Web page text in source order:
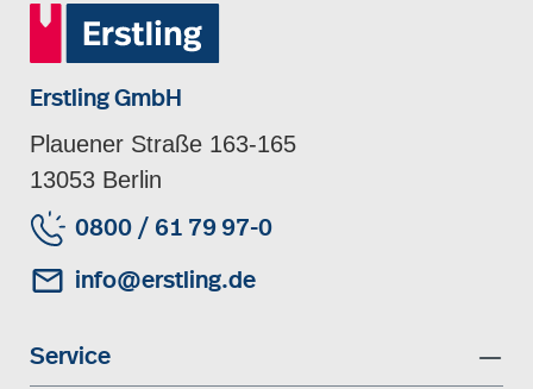
Erstling GmbH
Plauener Straße 163-165
13053 Berlin
0800 / 61 79 97-0
info@erstling.de
Service